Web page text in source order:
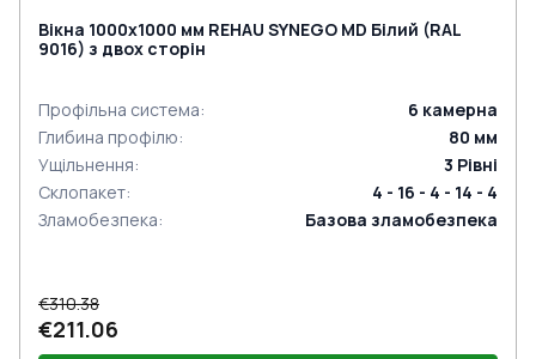
Вікна 1000x1000 мм REHAU SYNEGO MD Білий (RAL
9016) з двох сторін
Профільна система: 6 камерна
Глибина профілю: 80 мм
Ущільнення: 3 Рівні
Склопакет:
4 - 16 - 4 - 14 - 4
Зламобезпека: Базова зламобезпека
€310.38
€211.06